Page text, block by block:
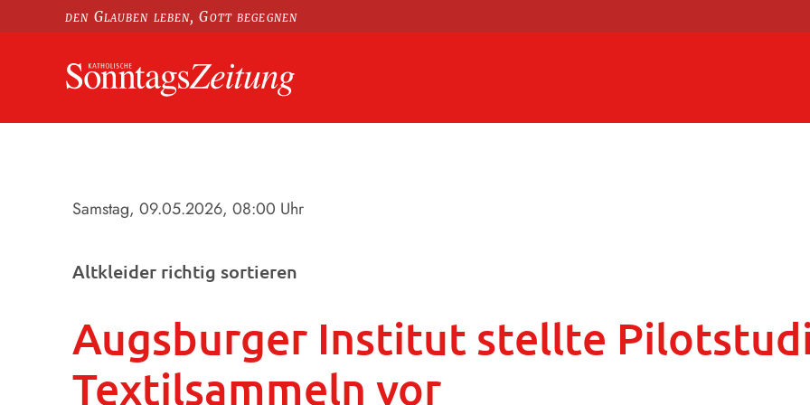
den Glauben leben, Gott begegnen
Samstag, 09.05.2026, 08:00 Uhr
Altkleider richtig sortieren
Augsburger Institut stellte
Textilsammeln vor